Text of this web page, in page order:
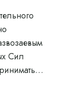
Сил